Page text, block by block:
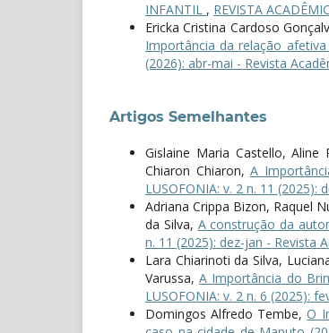
INFANTIL , REVISTA
Ericka Cristina Cardoso
Importância da relação
(2026): abr-mai - Revista
Artigos Semelhantes
Gislaine Maria Castello, Aline
Chiaron Chiaron, A
LUSOFONIA: v. 2 n. 11
Adriana Crippa Bizon, Raquel
da Silva, A construção da
n. 11 (2025): dez-jan - Revista
Lara Chiarinoti da Silva,
Varussa,A Importância do
LUSOFONIA: v. 2 n. 6 (2025):
Domingos Alfredo Tembe,O